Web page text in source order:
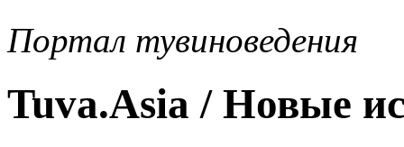
Портал тувиноведения
Tuva.Asia / Новые